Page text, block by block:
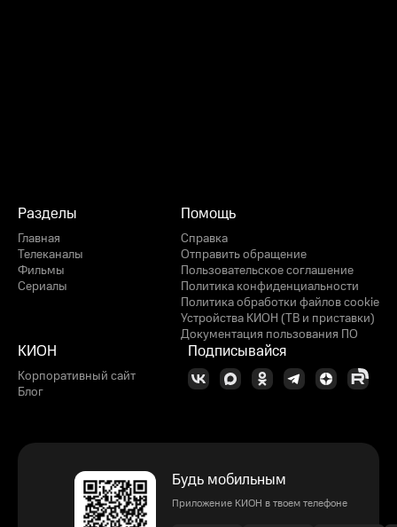
Разделы
Главная
Телеканалы
Фильмы
Сериалы
Помощь
Справка
Отправить обращение
Пользовательское соглашение
Политика конфиденциальности
Политика обработки файлов cookie
Устройства КИОН (ТВ и приставки)
Документация пользования ПО
КИОН
Корпоративный сайт
Блог
Подписывайся
Будь мобильным
Приложение КИОН в твоем телефоне